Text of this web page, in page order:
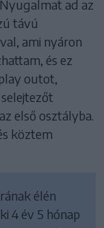
ad az
távú
ami nyáron
és ez
outot,
első osztályba.
köztem
élén
4 év 5 hónap